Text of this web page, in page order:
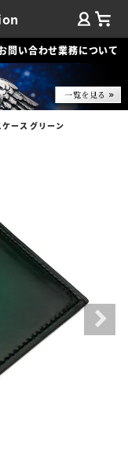
問い合わせ業務について
ース グリーン